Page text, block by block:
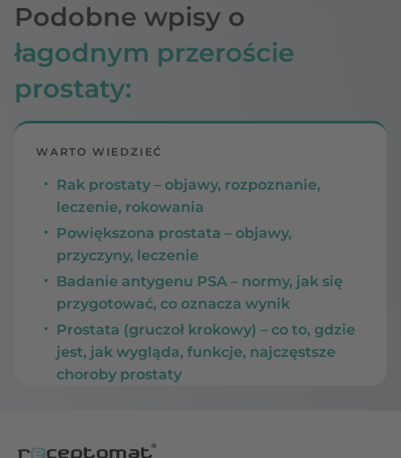
Podobne wpisy o
łagodnym przeroście
prostaty:
WARTO WIEDZIEĆ
Rak prostaty – objawy, rozpoznanie,
leczenie, rokowania
Powiększona prostata – objawy,
przyczyny, leczenie
Badanie antygenu PSA – normy, jak się
przygotować, co oznacza wynik
Prostata (gruczoł krokowy) – co to, gdzie
jest, jak wygląda, funkcje, najczęstsze
choroby prostaty